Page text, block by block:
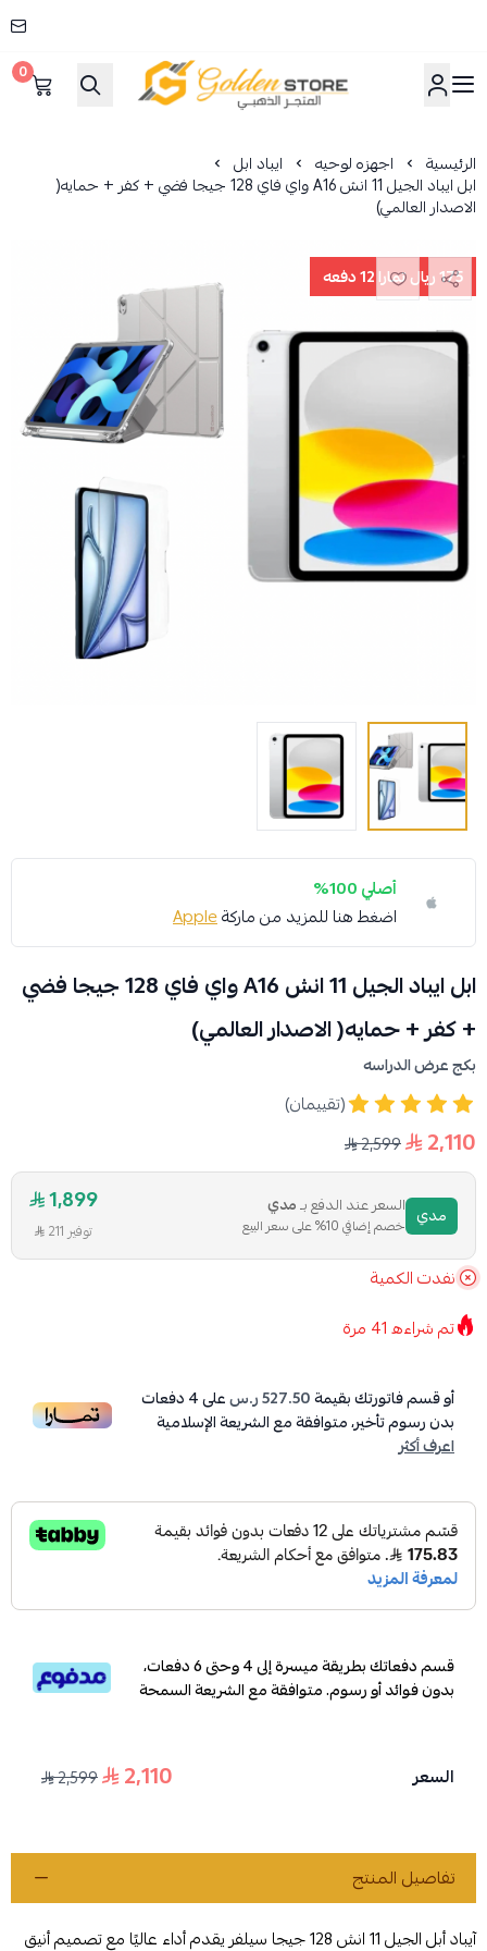
المتجر الذهبي
0
الرئيسية اجهزه لوحيه ايباد ابل
ابل ايباد الجيل 11 انش A16 واي فاي 128 جيجا فضي + كفر + حمايه(
الاصدار العالمي)
175 ريال تمارا 12 دفعه
أصلي 100%
اضغط هنا للمزيد من ماركةApple
ابل ايباد الجيل 11 انش A16 واي فاي 128 جيجا فضي
+ كفر + حمايه( الاصدار العالمي)
بكج عرض الدراسه
(تقييمان)
2,110
2,599
مدي السعر عند الدفع بـمدي
خصم إضافي 10% على سعر البيع
1,899
توفير 211
نفدت الكمية
تم شراءه41 مرة
أو قسم فاتورتك بقيمة527.50 ر.س على4دفعات
بدون رسوم تأخير، متوافقة مع الشريعة الإسلامية
اعرف أكثر
قسم دفعاتك بطريقة ميسرة إلى 4 وحتى 6 دفعات،
بدون فوائد أو رسوم. متوافقة مع الشريعة السمحة
السعر 2,110
2,599
تفاصيل المنتج
آيباد أبل الجيل 11 انش 128 جيجا سيلفر يقدم أداء عاليًا مع تصميم أنيق